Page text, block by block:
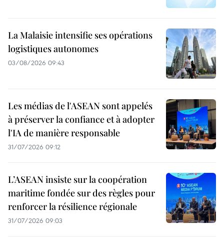
La Malaisie intensifie ses opérations
logistiques autonomes
03/08/2026 09:43
Les médias de l'ASEAN sont appelés
à préserver la confiance et à adopter
l'IA de manière responsable
31/07/2026 09:12
L’ASEAN insiste sur la coopération
maritime fondée sur des règles pour
renforcer la résilience régionale
31/07/2026 09:03